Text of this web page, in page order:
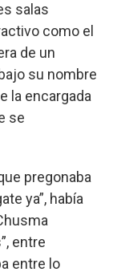
salas
como el
de un
su nombre
la encargada
se
pregonaba
ya”, había
entre
entre lo